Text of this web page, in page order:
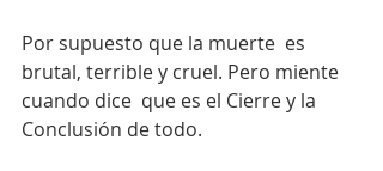
Por supuesto que la muerte  es
brutal, terrible y cruel. Pero miente
cuando dice  que es el Cierre y la
Conclusión de todo.